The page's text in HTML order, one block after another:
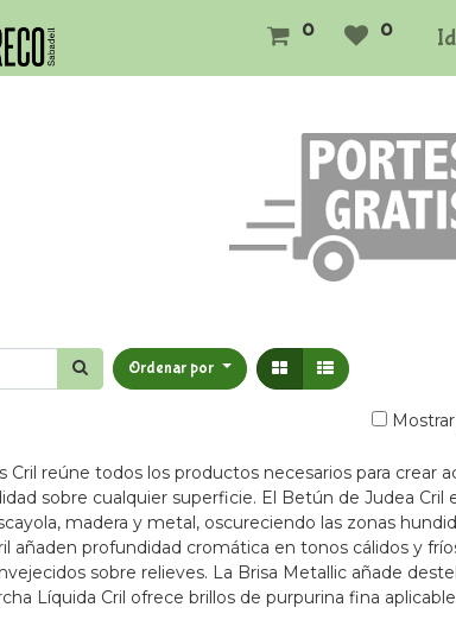
0 0
Ordenar por
Cril reúne todos los productos necesarios para crear
sobre cualquier superficie. El Betún de Judea Cril
madera y metal, oscureciendo las zonas
añaden profundidad cromática en tonos cálidos y
sobre relieves. La Brisa Metallic añade
Líquida Cril ofrece brillos de purpurina fina